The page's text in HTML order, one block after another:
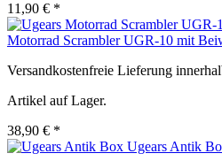
11,90 € *
Motorrad Scrambler UGR-10 mit
Versandkostenfreie Lieferung
Artikel auf Lager.
38,90 € *
Ugears Antik